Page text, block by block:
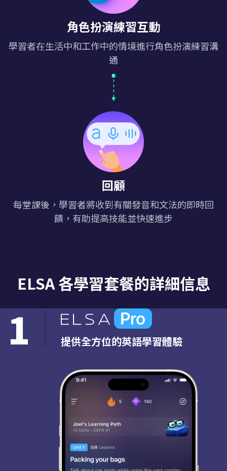
角色扮演練習互動
學習者在生活中和工作中的情境進行角色扮演練習溝
通
回顧
每堂課後，學習者將收到有關發音和文法的即時回
饋，有助提高技能並快速進步
ELSA 各學習套餐的詳細信息
1 提供全方位的英語學習體驗